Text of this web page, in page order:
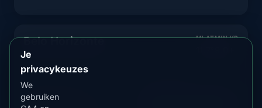
Belo Horizonte MLATMIN KP
Southeastern city with no aurora potential
HUIDIGE STATUS
Je
privacykeuzes
We
gebruiken